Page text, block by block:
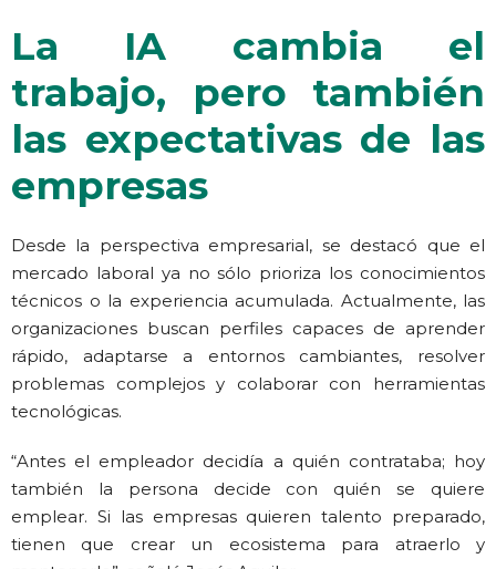
La IA cambia el
trabajo, pero también
las expectativas de las
empresas
Desde la perspectiva empresarial, se destacó que el
mercado laboral ya no sólo prioriza los conocimientos
técnicos o la experiencia acumulada. Actualmente, las
organizaciones buscan perfiles capaces de aprender
rápido, adaptarse a entornos cambiantes, resolver
problemas complejos y colaborar con herramientas
tecnológicas.
“Antes el empleador decidía a quién contrataba; hoy
también la persona decide con quién se quiere
emplear. Si las empresas quieren talento preparado,
tienen que crear un ecosistema para atraerlo y